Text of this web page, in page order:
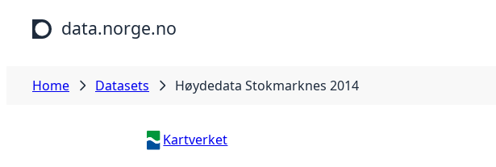
Skip to main content
data.norge.no
Home Datasets Høydedata Stokmarknes 2014
Kartverket